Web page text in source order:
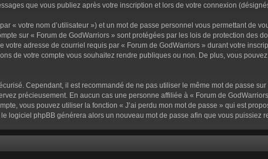
que vous publiez après votre inscription et lors de votre connexion
« votre nom d’utilisateur ») et un mot de passe personnel vous permettant de
sur « Forum de GodWarriors » sont protégées par les lois de protection des
votre adresse de courriel requis par « Forum de GodWarriors » durant votre
de votre compte vous souhaitez rendre publiques ou non. De plus, vous
Cependant, il est recommandé de ne pas utiliser le même mot de passe
précieusement. En aucun cas une personne affiliée à « Forum de
vous pouvez utiliser la fonction « J’ai perdu mon mot de passe » qui est
logiciel phpBB générera alors un nouveau mot de passe afin que vous puissiez